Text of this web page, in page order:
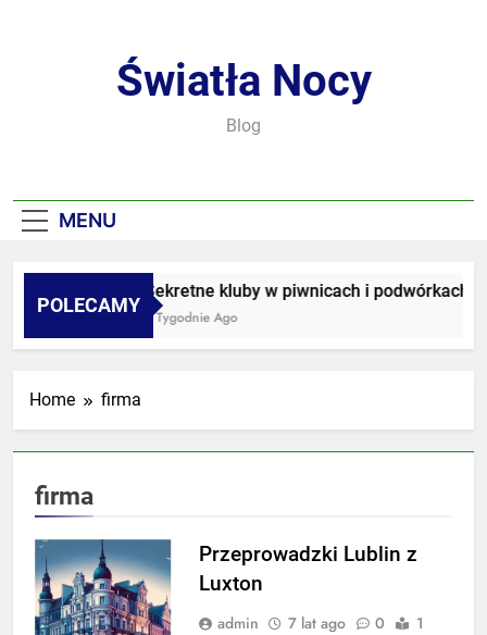
Światła Nocy
Blog
MENU
POLECAMY
Sekretne kluby w piwnicach i podwórkach
3 Tygodnie Ago
Home firma
firma
Przeprowadzki Lublin z
Luxton
admin 7 lat ago 0
1